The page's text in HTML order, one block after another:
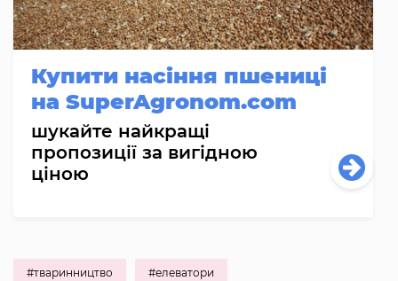
Купити насіння пшениці
на SuperAgronom.com
шукайте найкращі
пропозиції за вигідною
ціною
#тваринництво #елеватори